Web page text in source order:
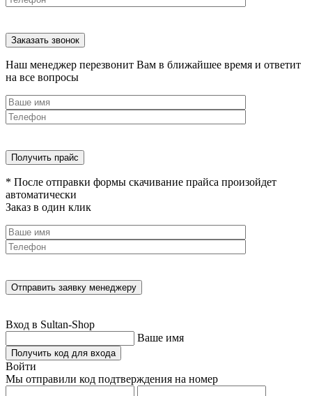
Наш менеджер перезвонит Вам в ближайшее время и ответит
на все вопросы
* После отправки формы скачивание прайса произойдет
автоматически
Заказ в один клик
Вход в Sultan-Shop
Ваше имя
Получить код для входа
Войти
Мы отправили код подтверждения на номер